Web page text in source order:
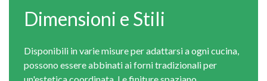
Dimensioni e Stili
Disponibili in varie misure per adattarsi a ogni cucina,
possono essere abbinati ai forni tradizionali per